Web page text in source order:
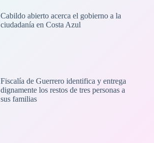
Cabildo abierto acerca el gobierno a la
ciudadanía en Costa Azul
Fiscalía de Guerrero identifica y entrega
dignamente los restos de tres personas a
sus familias